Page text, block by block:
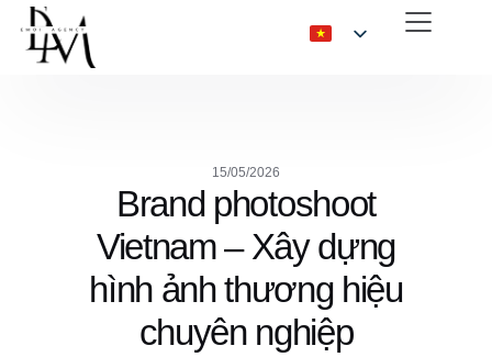
15/05/2026
Brand photoshoot
Vietnam – Xây dựng
hình ảnh thương hiệu
chuyên nghiệp